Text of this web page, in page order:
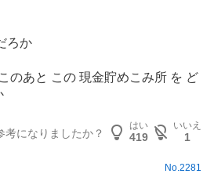
ろか
のあと この 現金貯めこみ所 を ど
考になりましたか？
はい
419
いいえ
1
No.2281